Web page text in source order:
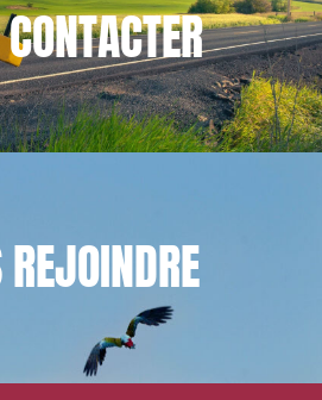
CONTACTER
REJOINDRE